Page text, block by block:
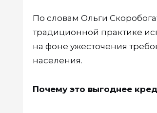
По словам Ольги
традиционной практике
на фоне ужесточения
населения.
Почему это выгоднее